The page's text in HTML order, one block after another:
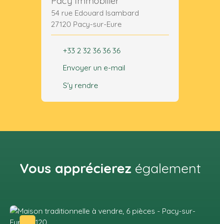
54 rue Edouard Isambard
27120 Pacy-sur-Eure
+33 2 32 36 36 36
Envoyer un e-mail
S'y rendre
Vous apprécierez également